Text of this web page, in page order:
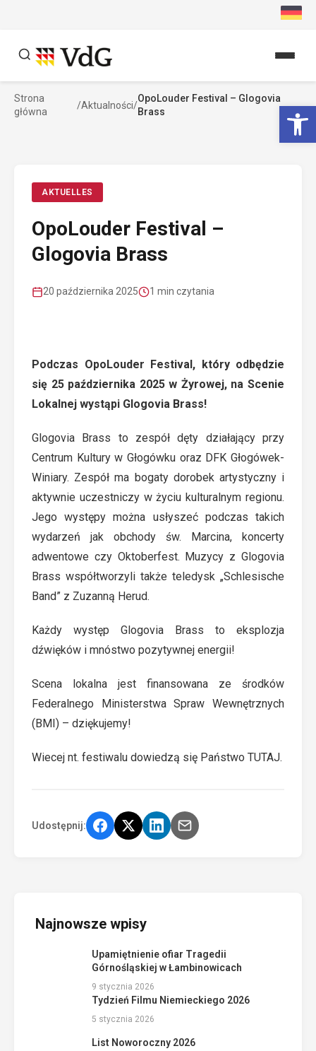
Szukaj
Strona
główna
/Aktualności/
OpoLouder Festival – Glogovia
Brass
AKTUELLES
OpoLouder Festival –
Glogovia Brass
20 października 2025 1 min czytania
Podczas OpoLouder Festival, który odbędzie
się 25 października 2025 w Żyrowej, na Scenie
Lokalnej wystąpi Glogovia Brass!
Glogovia Brass to zespół dęty działający przy
Centrum Kultury w Głogówku oraz DFK Głogówek-
Winiary. Zespół ma bogaty dorobek artystyczny i
aktywnie uczestniczy w życiu kulturalnym regionu.
Jego występy można usłyszeć podczas takich
wydarzeń jak obchody św. Marcina, koncerty
adwentowe czy Oktoberfest. Muzycy z Glogovia
Brass współtworzyli także teledysk „Schlesische
Band” z Zuzanną Herud.
Każdy występ Glogovia Brass to eksplozja
dźwięków i mnóstwo pozytywnej energii!
Scena lokalna jest finansowana ze środków
Federalnego Ministerstwa Spraw Wewnętrznych
(BMI) – dziękujemy!
Wiecej nt. festiwalu dowiedzą się Państwo TUTAJ.
Udostępnij:
Najnowsze wpisy
Upamiętnienie ofiar Tragedii
Górnośląskiej w Łambinowicach
9 stycznia 2026
Tydzień Filmu Niemieckiego 2026
5 stycznia 2026
List Noworoczny 2026